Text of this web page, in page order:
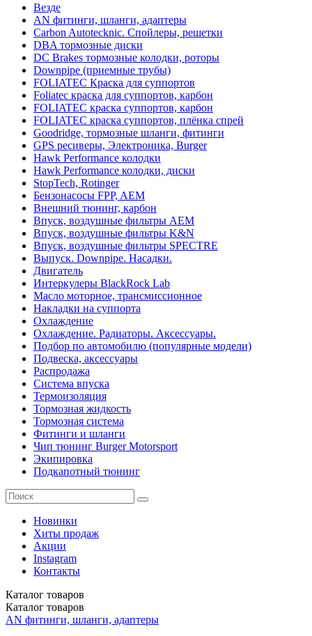
Везде
AN фитинги, шланги, адаптеры
Carbon Autotecknic. Спойлеры, решетки
DBA тормозные диски
DC Brakes тормозные колодки, роторы
Downpipe (приемные трубы)
FOLIATEC Краска для суппортов
Foliatec краска для суппортов, карбон
FOLIATEC краска суппортов, карбон
FOLIATEC краска суппортов, плёнка спрей
Goodridge, тормозные шланги, фитинги
GPS ресиверы, Электроника, Burger
Hawk Performance колодки
Hawk Performance колодки, диски
StopTech, Rotinger
Бензонасосы FPP, AEM
Внешний тюнинг, карбон
Впуск, воздушные фильтры AEM
Впуск, воздушные фильтры K&N
Впуск, воздушные фильтры SPECTRE
Выпуск. Downpipe. Насадки.
Двигатель
Интеркулеры BlackRock Lab
Масло моторное, трансмиссионное
Накладки на суппорта
Охлаждение
Охлаждение. Радиаторы. Аксессуары.
Подбор по автомобилю (популярные модели)
Подвеска, аксессуары
Распродажа
Система впуска
Термоизоляция
Тормозная жидкость
Тормозная система
Фитинги и шланги
Чип тюнинг Burger Motorsport
Экипировка
Подкапотный тюнинг
Новинки
Хиты продаж
Акции
Instagram
Контакты
Каталог товаров
Каталог товаров
AN фитинги, шланги, адаптеры